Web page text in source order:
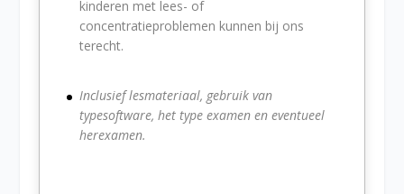
kinderen met lees- of
concentratieproblemen kunnen bij ons
terecht.
Inclusief lesmateriaal, gebruik van
typesoftware, het type examen en eventueel
herexamen.